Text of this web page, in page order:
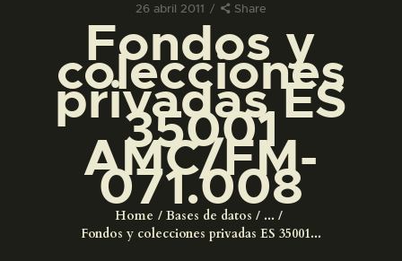
26 abril 2011 Share
Fondos y
colecciones
privadas ES
35001
AMC/FM-
071.008
Home Bases de datos
...
Fondos y colecciones privadas ES 35001...
PREPARAR LA VISITA
ACTIVIDADES
█
EL MUSEO